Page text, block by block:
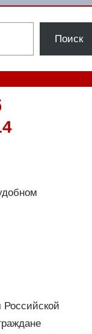
Поиск
Российской